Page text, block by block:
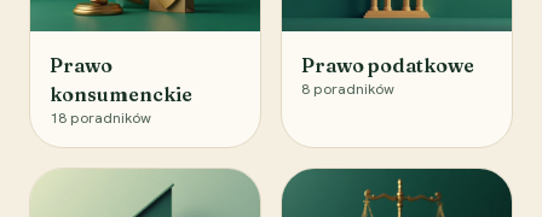
Prawo
konsumenckie
18 poradników
Prawo podatkowe
8 poradników